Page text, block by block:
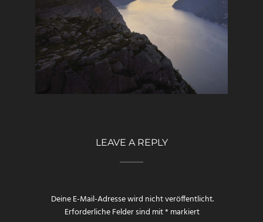
LEAVE A REPLY
Deine E-Mail-Adresse wird nicht veröffentlicht.
Erforderliche Felder sind mit*markiert